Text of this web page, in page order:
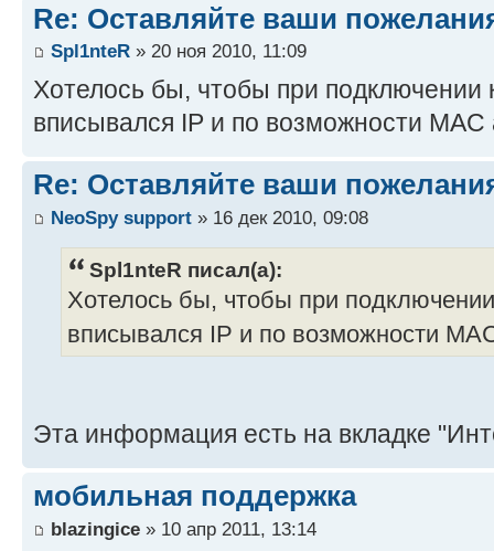
Re: Оставляйте ваши
Spl1nteR » 20 ноя 2010, 11:09
Хотелось бы, чтобы при подключении
вписывался IP и по возможности
Re: Оставляйте ваши
NeoSpy support » 16 дек 2010, 09:08
Spl1nteR писал(а):
Хотелось бы, чтобы при подключении
вписывался IP и по возможности
Эта информация есть на вкладке
мобильная поддержка
blazingice » 10 апр 2011, 13:14